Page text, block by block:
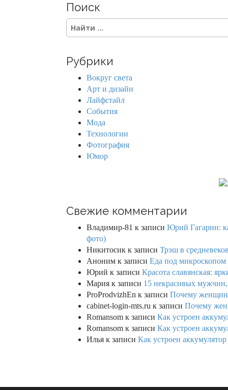
Поиск
S
e
c
Рубрики
Вокруг света
Арт и дизайн
Лайфстайл
События
Мода
Технологии
Фотография
Юмор
Свежие комментарии
Владимир-81 к записи Юрий Гагарин:
фото)
Никитосик к записи Трэш в
Аноним к записи Еда под микроскопом
Юрий к записи Красота славянская:
Мария к записи 15 некрасивых
ProProdvizhEn к записи Почему
cabinet-login-mts.ru к записи Почему
Romansom к записи Как устроен
Romansom к записи Как устроен
Илья к записи Как устроен